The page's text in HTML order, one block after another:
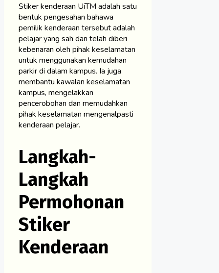
Stiker kenderaan UiTM adalah satu
bentuk pengesahan bahawa
pemilik kenderaan tersebut adalah
pelajar yang sah dan telah diberi
kebenaran oleh pihak keselamatan
untuk menggunakan kemudahan
parkir di dalam kampus. Ia juga
membantu kawalan keselamatan
kampus, mengelakkan
pencerobohan dan memudahkan
pihak keselamatan mengenalpasti
kenderaan pelajar.
Langkah-
Langkah
Permohonan
Stiker
Kenderaan